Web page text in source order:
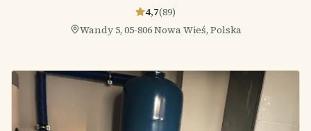
4,7(89)
Wandy 5, 05-806 Nowa Wieś, Polska